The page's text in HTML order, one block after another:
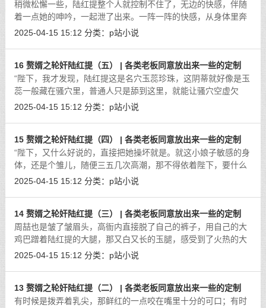
稍微松懈一些，陆红提整个人就控制不住了，无边的快感，伴随
着一点她的呻吟，一起泄了出来。一阵一阵的快感，从身体里奔
涌着，最终从陆红提的小穴里流了出来，那是最舒畅的感觉了，
2025-04-15 15:12 分类： p站小说
16 赘婿之轮奸陆红提（五） | 各类老板同意放出来一些的定制
“陛下，我才发现，陆红提这是名穴玉蕊珍珠，这阴蒂就好像是玉
蕊一般藏在骚穴里，普通人只是舔到这里，就能让骚穴空虚欠
操，流出淫水来，好像是玉蕊银露一样。但是真正的宝贝，还是
2025-04-15 15:12 分类： p站小说
15 赘婿之轮奸陆红提（四） | 各类老板同意放出来一些的定制
“陛下，又什么好说的，直接把她操坏就是。就这小娘子敏感的身
体，还是个雏儿，随便三五几次高潮，那不得依着陛下，要什么
姿势就什么姿势。哪怕是跪着像一条母狗一样从后操，又或者像
2025-04-15 15:12 分类： p站小说
14 赘婿之轮奸陆红提（三） | 各类老板同意放出来一些的定制
周喆也是皱了皱眉头，高衙内直接脱了自己的裤子，用自己的大
鸡巴蹭着陆红提的大腿，那又白又长的玉腿，感受到了火热的大
鸡巴，也是有些鸡皮疙瘩。特别是那大鸡巴还带着一点黏黏的液
2025-04-15 15:12 分类： p站小说
13 赘婿之轮奸陆红提（二） | 各类老板同意放出来一些的定制
有时候是拨弄着乳尖，那鲜红的一点咬在嘴里十分的可口；有时